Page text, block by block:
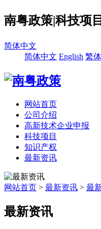
南粤政策|科技项
简体中文
简体中文 English 繁
网站首页
公司介绍
高新技术企业申报
科技项目
知识产权
最新资讯
网站首页 > 最新资讯 > 最
最新资讯